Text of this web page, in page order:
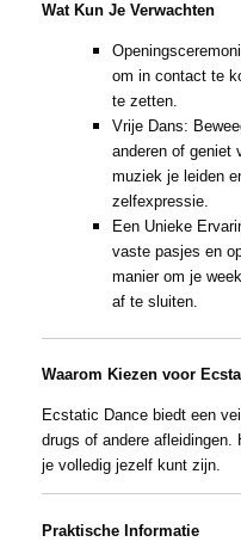
Wat Kun Je Verwachten
om in contact te
te zetten.
Vrije Dans:
anderen of geniet
muziek je leiden
zelfexpressie.
Een Unieke
vaste pasjes en
manier om je
af te sluiten.
Waarom Kiezen voor
Ecstatic Dance biedt een
drugs of andere afleidingen.
je volledig jezelf kunt zijn.
Praktische Informatie